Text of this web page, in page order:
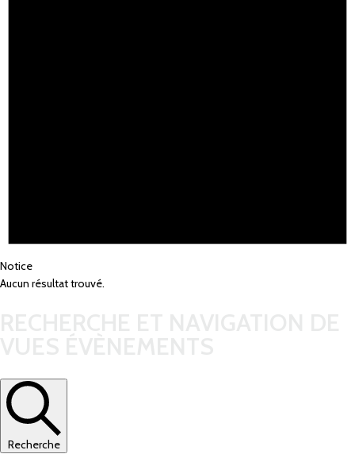
Notice
Aucun résultat trouvé.
Recherche